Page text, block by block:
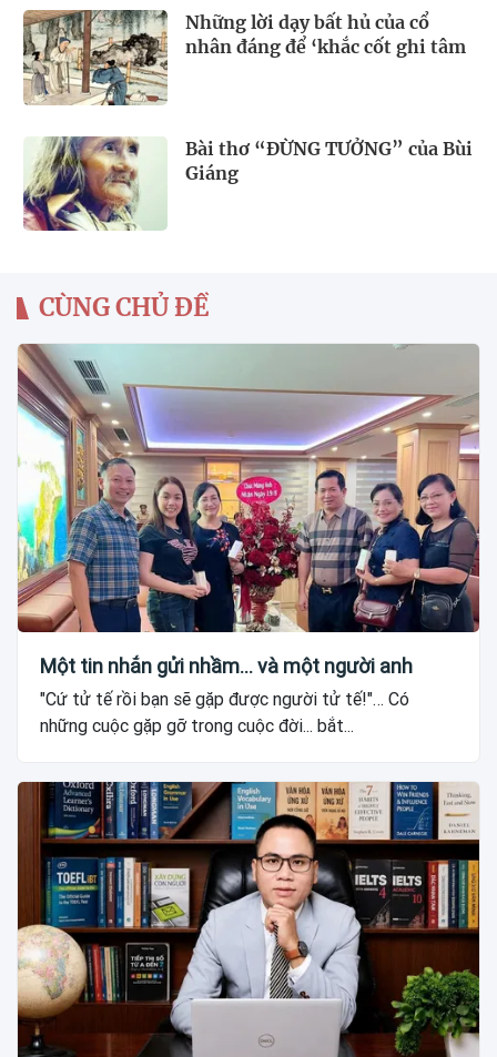
Những lời dạy bất hủ của cổ
nhân đáng để ‘khắc cốt ghi tâm
Bài thơ “ĐỪNG TƯỞNG” của Bùi
Giáng
CÙNG CHỦ ĐỀ
Một tin nhắn gửi nhầm... và một người anh
"Cứ tử tế rồi bạn sẽ gặp được người tử tế!"… Có
những cuộc gặp gỡ trong cuộc đời... bắt...